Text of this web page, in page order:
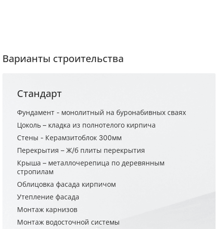
Варианты строительства
Стандарт
Фундамент - монолитный на буронабивных сваях
Цоколь – кладка из полнотелого кирпича
Стены - Керамзитоблок 300мм
Перекрытия – Ж/б плиты перекрытия
Крыша – металлочерепица по деревянным
стропилам
Облицовка фасада кирпичом
Утепление фасада
Монтаж карнизов
Монтаж водосточной системы